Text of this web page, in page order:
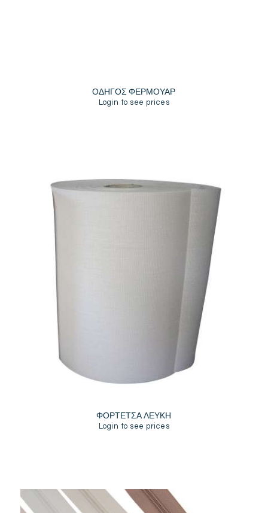
ΟΔΗΓΟΣ ΦΕΡΜΟΥΑΡ
Login to see prices
ΦΟΡΤΕΤΣΑ ΛΕΥΚΗ
Login to see prices